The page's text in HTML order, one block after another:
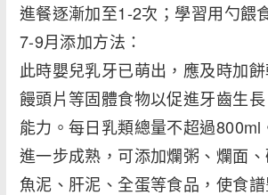
進餐逐漸加至1-2次；學習用勺餵
7-9月添加方法：
此時嬰兒乳牙已萌出，應及時加餅
饅頭片等固體食物以促進牙齒生
能力。每日乳類總量不超過800ml
進一步成熟，可添加爛粥、爛面、
魚泥、肝泥、全蛋等食品，使食